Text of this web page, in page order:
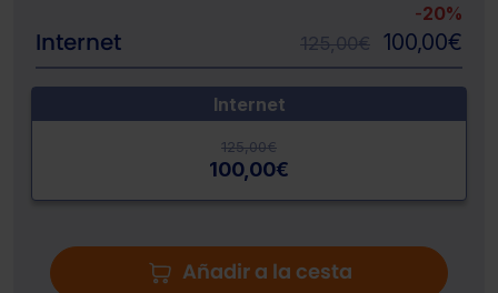
Internet
-20%
125,00€ 100,00€
Internet
125,00€
100,00€
Añadir a la cesta